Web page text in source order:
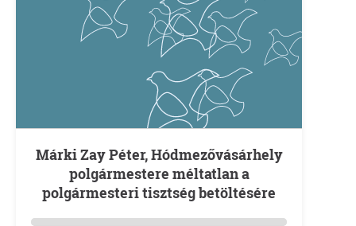
Márki Zay Péter, Hódmezővásárhely
polgármestere méltatlan a
polgármesteri tisztség betöltésére